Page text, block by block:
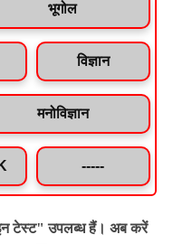
भूगोल
विज्ञान
मनोविज्ञान
-----
टेस्ट" उपलब्ध हैं। अब करें